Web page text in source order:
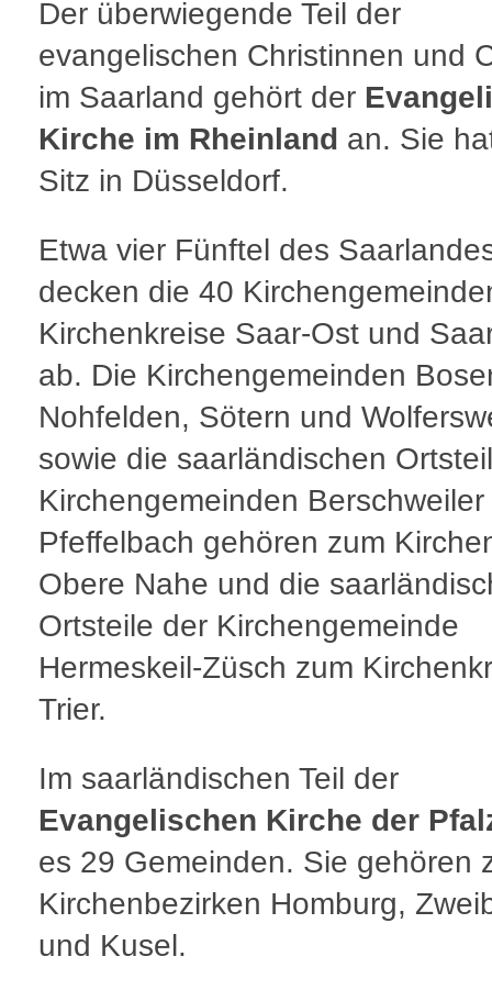
Der überwiegende Teil der
evangelischen Christinnen und
im Saarland gehört der
Kirche im Rheinland an. Sie
Sitz in Düsseldorf.
Etwa vier Fünftel des
decken die 40
Kirchenkreise Saar-Ost und
ab. Die Kirchengemeinden
Nohfelden, Sötern und
sowie die saarländischen
Kirchengemeinden
Pfeffelbach gehören zum
Obere Nahe und die
Ortsteile der Kirchengemeinde
Hermeskeil-Züsch zum
Trier.
Im saarländischen Teil der
Evangelischen Kirche der
es 29 Gemeinden. Sie gehören
Kirchenbezirken Homburg,
und Kusel.